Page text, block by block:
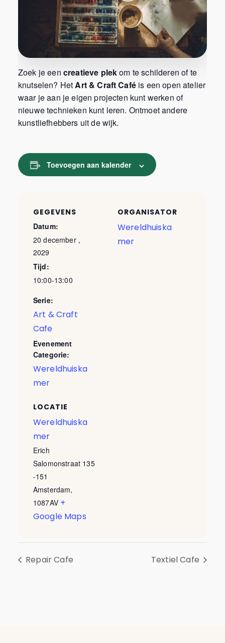
Zoek je een creatieve plekom te schilderen of te
knutselen? HetArt & Craft Caféis een open atelier
waar je aan je eigen projecten kunt werken of
nieuwe technieken kunt leren. Ontmoet andere
kunstliefhebbers uit de wijk.
Toevoegen aan kalender
GEGEVENS
Datum:
20 december ,
2029
Tijd:
10:00-13:00
Serie:
Art & Craft
Cafe
Evenement
Categorie:
Wereldhuiska
mer
LOCATIE
Wereldhuiska
mer
Erich
Salomonstraat 135
-151
Amsterdam,
1087AV +
Google Maps
ORGANISATOR
Wereldhuiska
mer
Repair Cafe Textiel Cafe